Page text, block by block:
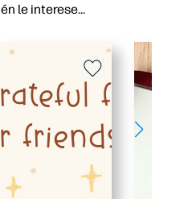
le interese…